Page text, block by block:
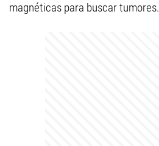
magnéticas para buscar tumores.